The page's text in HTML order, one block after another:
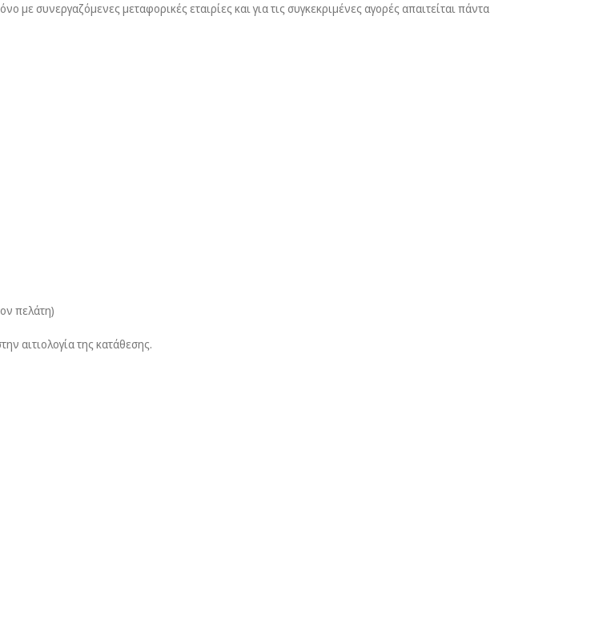
συνεργαζόμενες μεταφορικές εταιρίες και για τις συγκεκριμένες αγορές απαιτείται πάντα
πελάτη)
αιτιολογία της κατάθεσης.